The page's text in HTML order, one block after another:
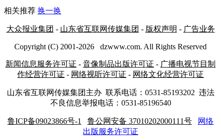
相关推荐 换一换
大众报业集团 - 山东省互联网传媒集团 - 版权声明 - 广告业务
Copyright (C) 2001-2026 dzwww.com. All Rights Reserved
新闻信息服务许可证 - 音像制品出版许可证 - 广播电视节目制
作经营许可证 - 网络视听许可证 - 网络文化经营许可证
山东省互联网传媒集团主办 联系电话：0531-85193202 违法
不良信息举报电话：0531-85196540
鲁ICP备09023866号-1 鲁公网安备 37010202000111号
网络
出版服务许可证